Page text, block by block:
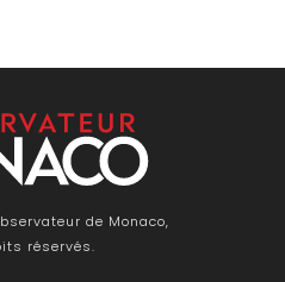
de Monaco,
réservés.